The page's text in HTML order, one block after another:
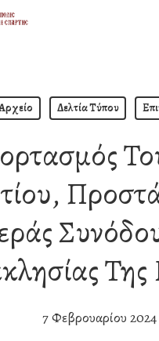
Δελτία Τύπου
Της
7 Φεβρουαρίου 2024